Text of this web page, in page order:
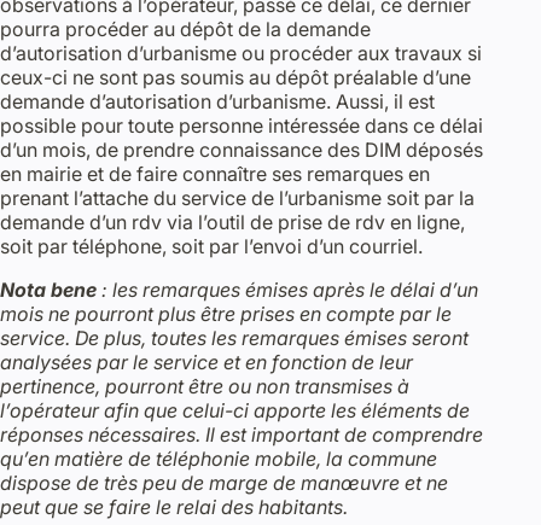
observations à l’opérateur, passé ce délai, ce dernier
pourra procéder au dépôt de la demande
d’autorisation d’urbanisme ou procéder aux travaux si
ceux-ci ne sont pas soumis au dépôt préalable d’une
demande d’autorisation d’urbanisme. Aussi, il est
possible pour toute personne intéressée dans ce délai
d’un mois, de prendre connaissance des DIM déposés
en mairie et de faire connaître ses remarques en
prenant l’attache du service de l’urbanisme soit par la
demande d’un rdv via l’outil de prise de rdv en ligne,
soit par téléphone, soit par l’envoi d’un courriel.
Nota bene : les remarques émises après le délai d’un
mois ne pourront plus être prises en compte par le
service. De plus, toutes les remarques émises seront
analysées par le service et en fonction de leur
pertinence, pourront être ou non transmises à
l’opérateur afin que celui-ci apporte les éléments de
réponses nécessaires. Il est important de comprendre
qu’en matière de téléphonie mobile, la commune
dispose de très peu de marge de manœuvre et ne
peut que se faire le relai des habitants.